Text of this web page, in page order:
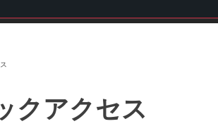
クアクセス